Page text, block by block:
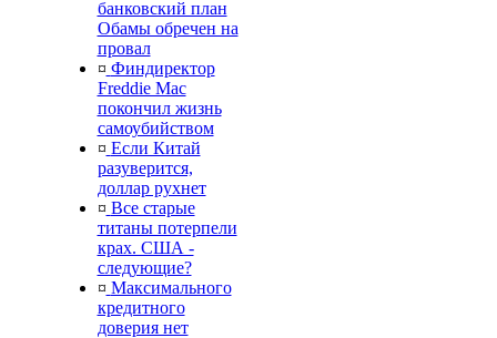
банковский план
Обамы обречен на
провал
¤ Финдиректор
Freddie Mac
покончил жизнь
самоубийством
¤ Если Китай
разуверится,
доллар рухнет
¤ Все старые
титаны потерпели
крах. США -
следующие?
¤ Максимального
кредитного
доверия нет